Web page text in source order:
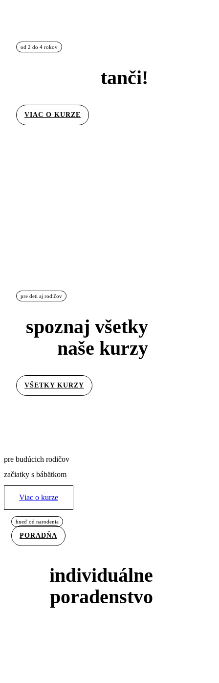
od 2 do 4 rokov
tanči!
VIAC O KURZE
pre deti aj rodičov
spoznaj všetky
naše kurzy
VŠETKY KURZY
pre budúcich rodičov
začiatky s bábätkom
Viac o kurze
hneď od narodenia
PORADŇA
individuálne
poradenstvo